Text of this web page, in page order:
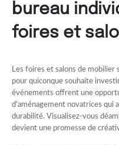
bureau
foires et
Les foires et salons de
pour quiconque souhaite
événements offrent une
d’aménagement novatrices
durabilité. Visualisez-vous
devient une promesse de